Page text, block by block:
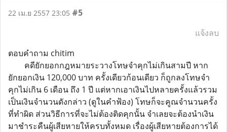
22 เม.ย 2557 23:05 #5
แจ้งลบ
ตอบคำถาม chitim
คดียักยอกกฎหมายระวางโทษจำคุกไม่เกินสามปี หาก
ยักยอกเงิน 120,000 บาท ครั้งเดียวก้อนเดียว ก็ถูกลงโทษจำ
คุกไม่เกิน 6 เดือน ถึง 1 ปี แต่หากเอาเงินไปหลายครั้งแล้วรวม
เป็นเงินจำนวนดังกล่าว (ดูในคำฟ้อง) โทษก็จะคูณจำนวนครั้ง
ที่ทำผิด ส่วนวิธีการที่จะไม่ต้องติดคุกนั้น จำเลยจะต้องนำเงิน
มาชำระคืนผู้เสียหายให้ครบทั้งหมด เรื่องผู้เสียหายต้องการได้